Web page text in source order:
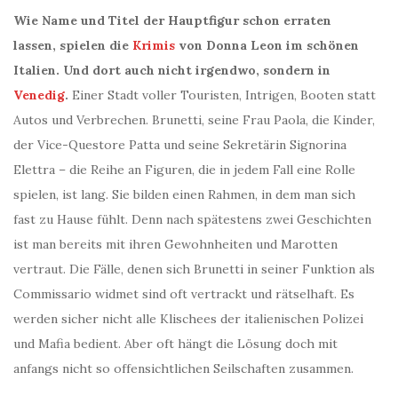
Wie Name und Titel der Hauptfigur schon erraten
lassen, spielen die Krimis von Donna Leon im schönen
Italien. Und dort auch nicht irgendwo, sondern in
Venedig. Einer Stadt voller Touristen, Intrigen, Booten statt
Autos und Verbrechen. Brunetti, seine Frau Paola, die Kinder,
der Vice-Questore Patta und seine Sekretärin Signorina
Elettra – die Reihe an Figuren, die in jedem Fall eine Rolle
spielen, ist lang. Sie bilden einen Rahmen, in dem man sich
fast zu Hause fühlt. Denn nach spätestens zwei Geschichten
ist man bereits mit ihren Gewohnheiten und Marotten
vertraut. Die Fälle, denen sich Brunetti in seiner Funktion als
Commissario widmet sind oft vertrackt und rätselhaft. Es
werden sicher nicht alle Klischees der italienischen Polizei
und Mafia bedient. Aber oft hängt die Lösung doch mit
anfangs nicht so offensichtlichen Seilschaften zusammen.